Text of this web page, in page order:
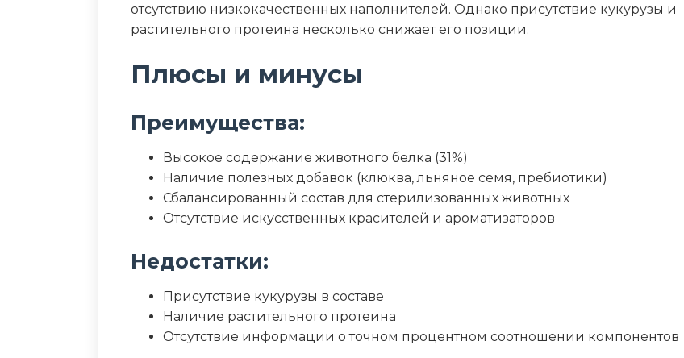
Влага (%) 10
отсутствию низкокачественных наполнителей. Однако присутствие кукурузы и
растительного протеина несколько снижает его позиции.
Плюсы и минусы
Преимущества:
Высокое содержание животного белка (31%)
Наличие полезных добавок (клюква, льняное семя, пребиотики)
Сбалансированный состав для стерилизованных животных
Отсутствие искусственных красителей и ароматизаторов
Недостатки:
Присутствие кукурузы в составе
Наличие растительного протеина
Отсутствие информации о точном процентном соотношении компонентов